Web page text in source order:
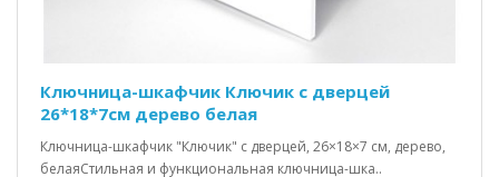
Ключница-шкафчик Ключик c дверцей
26*18*7см дерево белая
Ключница-шкафчик "Ключик" с дверцей, 26×18×7 см, дерево,
белаяСтильная и функциональная ключница-шка..